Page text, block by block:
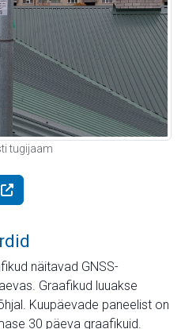
tugijaam
näitavad GNSS-
Graafikud luuakse
Kuupäevade paneelist on
30 päeva graafikuid.